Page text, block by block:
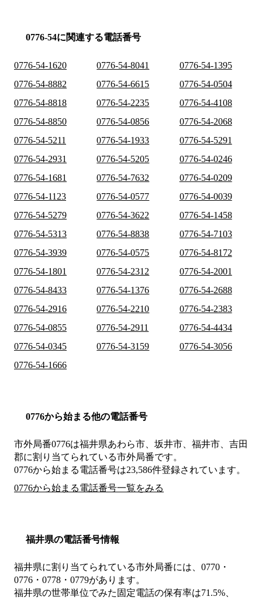
0776-54に関連する電話番号
0776-54-1620 0776-54-8041
0776-54-1395
0776-54-8882
0776-54-6615
0776-54-0504
0776-54-8818
0776-54-2235
0776-54-4108
0776-54-8850
0776-54-0856
0776-54-2068
0776-54-5211
0776-54-1933
0776-54-5291
0776-54-2931
0776-54-5205
0776-54-0246
0776-54-1681
0776-54-7632
0776-54-0209
0776-54-1123
0776-54-0577
0776-54-0039
0776-54-5279
0776-54-3622
0776-54-1458
0776-54-5313
0776-54-8838
0776-54-7103
0776-54-3939
0776-54-0575
0776-54-8172
0776-54-1801
0776-54-2312
0776-54-2001
0776-54-8433
0776-54-1376
0776-54-2688
0776-54-2916
0776-54-2210
0776-54-2383
0776-54-0855
0776-54-2911
0776-54-4434
0776-54-0345
0776-54-3159
0776-54-3056
0776-54-1666
0776から始まる他の電話番号
市外局番0776は福井県あわら市、坂井市、福井市、吉田
郡に割り当てられている市外局番です。
0776から始まる電話番号は23,586件登録されています。
0776から始まる電話番号一覧をみる
福井県の電話番号情報
福井県に割り当てられている市外局番には、0770・
0776・0778・0779があります。
福井県の世帯単位でみた固定電話の保有率は71.5%、